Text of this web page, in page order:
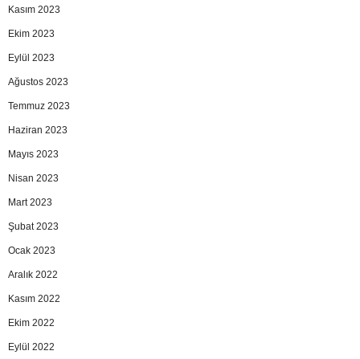
Kasım 2023
Ekim 2023
Eylül 2023
Ağustos 2023
Temmuz 2023
Haziran 2023
Mayıs 2023
Nisan 2023
Mart 2023
Şubat 2023
Ocak 2023
Aralık 2022
Kasım 2022
Ekim 2022
Eylül 2022